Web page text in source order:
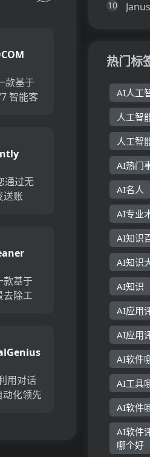
款基于
智能客
客服工
高效
通过无
送账
、会
无限
...
款基于
去除工
户可以
用对话
动化领先
10
热门标
AI人工
人工智
人工智
AI热门
AI名人
AI专业
AI知识
AI知识
AI知识
AI应用
AI应用
AI软件
AI工具
AI软件
AI软件
哪个好